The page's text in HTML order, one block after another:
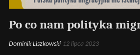
Po co nam polityka
Dominik Liszkowski 12 lipca 2023